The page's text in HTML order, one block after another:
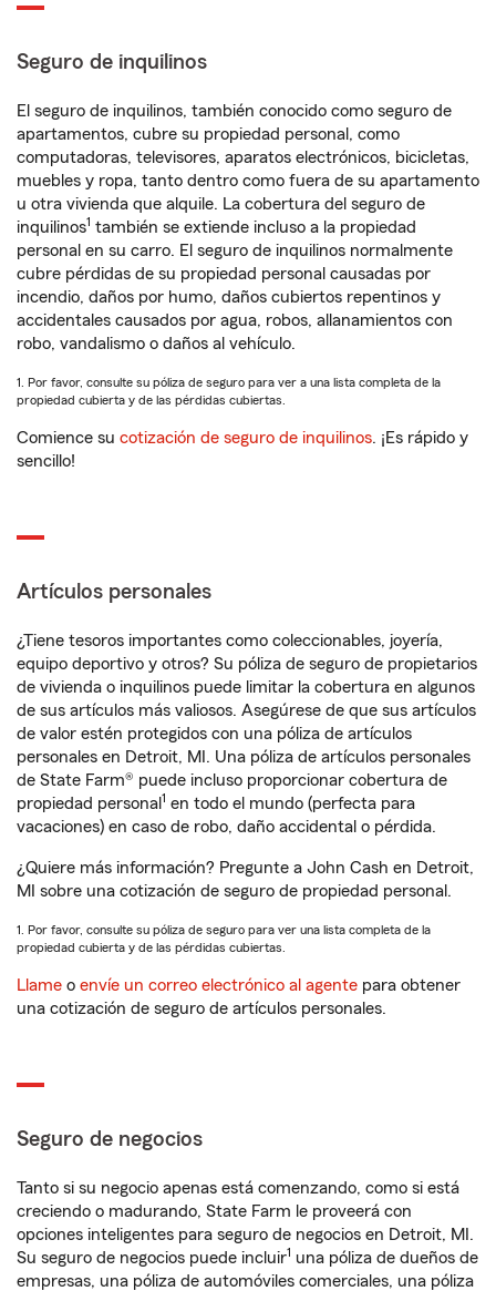
Seguro de inquilinos
El seguro de inquilinos, también conocido como seguro de
apartamentos, cubre su propiedad personal, como
computadoras, televisores, aparatos electrónicos, bicicletas,
muebles y ropa, tanto dentro como fuera de su apartamento
u otra vivienda que alquile. La cobertura del seguro de
inquilinos1 también se extiende incluso a la propiedad
personal en su carro. El seguro de inquilinos normalmente
cubre pérdidas de su propiedad personal causadas por
incendio, daños por humo, daños cubiertos repentinos y
accidentales causados por agua, robos, allanamientos con
robo, vandalismo o daños al vehículo.
1. Por favor, consulte su póliza de seguro para ver a una lista completa de la
propiedad cubierta y de las pérdidas cubiertas.
Comience su cotización de seguro de inquilinos. ¡Es rápido y
sencillo!
Artículos personales
¿Tiene tesoros importantes como coleccionables, joyería,
equipo deportivo y otros? Su póliza de seguro de propietarios
de vivienda o inquilinos puede limitar la cobertura en algunos
de sus artículos más valiosos. Asegúrese de que sus artículos
de valor estén protegidos con una póliza de artículos
personales en Detroit, MI. Una póliza de artículos personales
de State Farm® puede incluso proporcionar cobertura de
propiedad personal 1 en todo el mundo (perfecta para
vacaciones) en caso de robo, daño accidental o pérdida.
¿Quiere más información? Pregunte a John Cash en Detroit,
MI sobre una cotización de seguro de propiedad personal.
1. Por favor, consulte su póliza de seguro para ver una lista completa de la
propiedad cubierta y de las pérdidas cubiertas.
Llame o envíe un correo electrónico al agente para obtener
una cotización de seguro de artículos personales.
Seguro de negocios
Tanto si su negocio apenas está comenzando, como si está
creciendo o madurando, State Farm le proveerá con
opciones inteligentes para seguro de negocios en Detroit, MI.
Su seguro de negocios puede incluir1 una póliza de dueños de
empresas, una póliza de automóviles comerciales, una póliza